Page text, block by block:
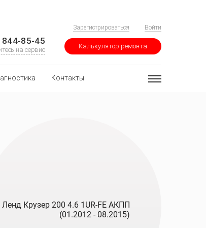
Зарегистрироваться Войти
844-85-45
на сервис Калькулятор ремонта
Контакты